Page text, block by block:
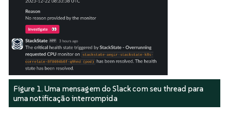
Figure 1. Uma mensagem do Slack com seu thread para
uma notificação interrompida